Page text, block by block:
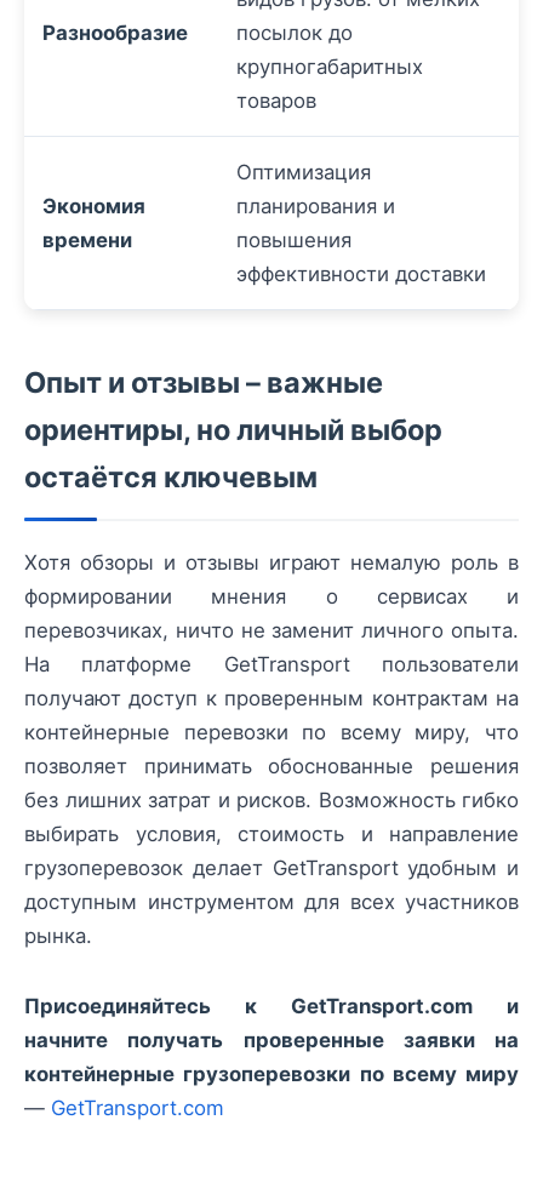
Разнообразие
посылок до
крупногабаритных
товаров
Экономия
времени
Оптимизация
планирования и
повышения
эффективности доставки
Опыт и отзывы – важные
ориентиры, но личный выбор
остаётся ключевым
Хотя обзоры и отзывы играют немалую роль в
формировании мнения о сервисах и
перевозчиках, ничто не заменит личного опыта.
На платформе GetTransport пользователи
получают доступ к проверенным контрактам на
контейнерные перевозки по всему миру, что
позволяет принимать обоснованные решения
без лишних затрат и рисков. Возможность гибко
выбирать условия, стоимость и направление
грузоперевозок делает GetTransport удобным и
доступным инструментом для всех участников
рынка.
Присоединяйтесь к GetTransport.com и
начните получать проверенные заявки на
контейнерные грузоперевозки по всему миру
— GetTransport.com